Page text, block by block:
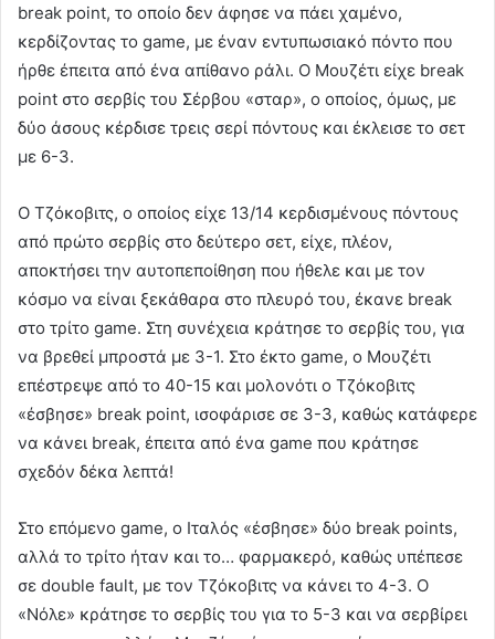
break point, το οποίο δεν άφησε να πάει χαμένο,
κερδίζοντας το game, με έναν εντυπωσιακό πόντο που
ήρθε έπειτα από ένα απίθανο ράλι. O Μουζέτι είχε break
point στο σερβίς του Σέρβου «σταρ», ο οποίος, όμως, με
δύο άσους κέρδισε τρεις σερί πόντους και έκλεισε το σετ
με 6-3.
Ο Τζόκοβιτς, ο οποίος είχε 13/14 κερδισμένους πόντους
από πρώτο σερβίς στο δεύτερο σετ, είχε, πλέον,
αποκτήσει την αυτοπεποίθηση που ήθελε και με τον
κόσμο να είναι ξεκάθαρα στο πλευρό του, έκανε break
στο τρίτο game. Στη συνέχεια κράτησε το σερβίς του, για
να βρεθεί μπροστά με 3-1. Στο έκτο game, ο Μουζέτι
επέστρεψε από το 40-15 και μολονότι ο Τζόκοβιτς
«έσβησε» break point, ισοφάρισε σε 3-3, καθώς κατάφερε
να κάνει break, έπειτα από ένα game που κράτησε
σχεδόν δέκα λεπτά!
Στο επόμενο game, ο Ιταλός «έσβησε» δύο break points,
αλλά το τρίτο ήταν και το… φαρμακερό, καθώς υπέπεσε
σε double fault, με τον Τζόκοβιτς να κάνει το 4-3. Ο
«Νόλε» κράτησε το σερβίς του για το 5-3 και να σερβίρει